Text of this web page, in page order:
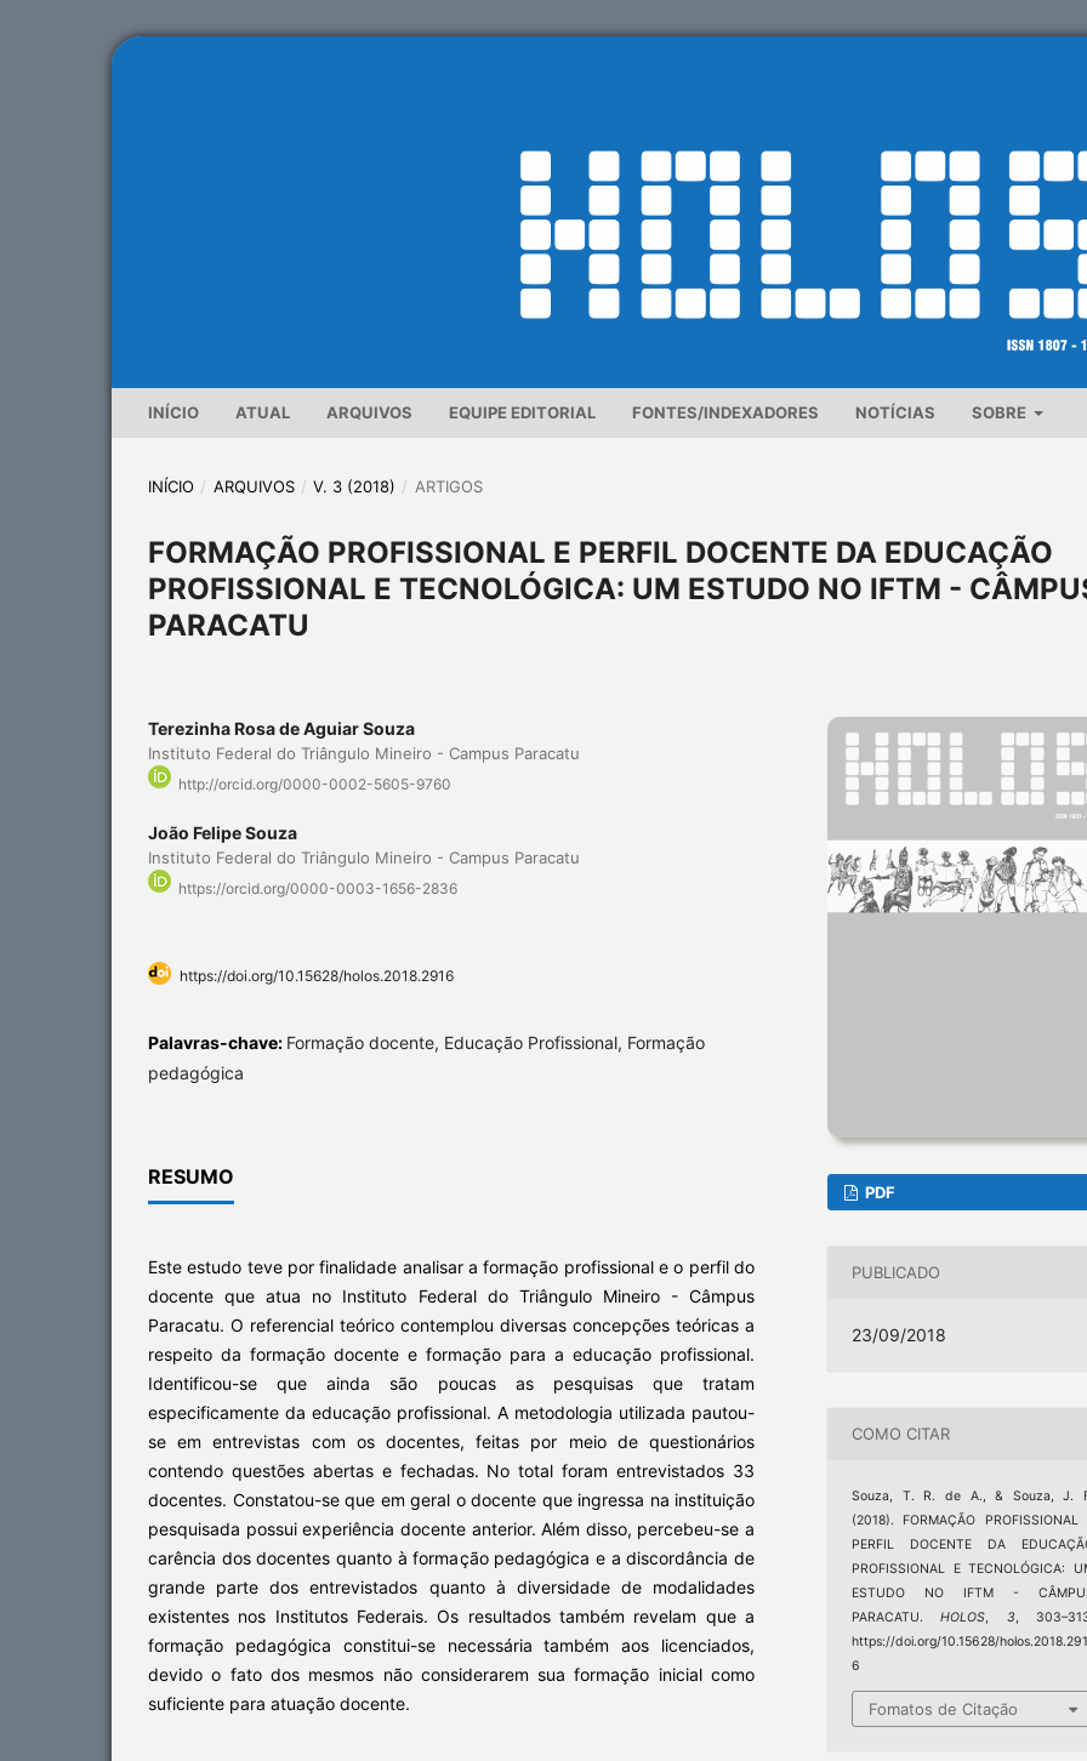
INÍCIO ATUAL ARQUIVOS EQUIPE EDITORIAL FONTES/INDEXADORES NOTÍCIAS SOBRE
INÍCIO / ARQUIVOS / V. 3 (2018) / ARTIGOS
FORMAÇÃO PROFISSIONAL E PERFIL DOCENTE DA EDUCAÇÃO
PROFISSIONAL E TECNOLÓGICA: UM ESTUDO NO IFTM -
PARACATU
Terezinha Rosa de Aguiar Souza
Instituto Federal do Triângulo Mineiro - Campus Paracatu
http://orcid.org/0000-0002-5605-9760
João Felipe Souza
Instituto Federal do Triângulo Mineiro - Campus Paracatu
https://orcid.org/0000-0003-1656-2836
https://doi.org/10.15628/holos.2018.2916
Palavras-chave: Formação docente, Educação Profissional, Formação
pedagógica
RESUMO
Este estudo teve por finalidade analisar a formação profissional e o perfil do
docente que atua no Instituto Federal do Triângulo Mineiro - Câmpus
Paracatu. O referencial teórico contemplou diversas concepções teóricas a
respeito da formação docente e formação para a educação profissional.
Identificou-se que ainda são poucas as pesquisas que tratam
especificamente da educação profissional. A metodologia utilizada pautou-
se em entrevistas com os docentes, feitas por meio de questionários
contendo questões abertas e fechadas. No total foram entrevistados 33
docentes. Constatou-se que em geral o docente que ingressa na instituição
pesquisada possui experiência docente anterior. Além disso, percebeu-se a
carência dos docentes quanto à formação pedagógica e a discordância de
grande parte dos entrevistados quanto à diversidade de modalidades
existentes nos Institutos Federais. Os resultados também revelam que a
formação pedagógica constitui-se necessária também aos licenciados,
devido o fato dos mesmos não considerarem sua formação inicial como
suficiente para atuação docente.
PDF
PUBLICADO
23/09/2018
COMO CITAR
Souza, T. R. de A., & Souza, J.
(2018). FORMAÇÃO PROFISSIONAL
PERFIL DOCENTE DA
PROFISSIONAL E TECNOLÓGICA:
ESTUDO NO IFTM -
PARACATU.HOLOS 3 ,
https://doi.org/10.15628/holos.2018.291
6
Fomatos de Citação